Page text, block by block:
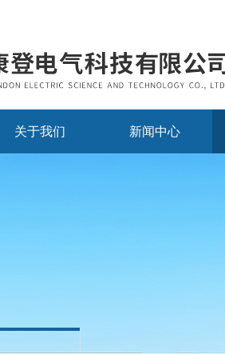
关于我们 新闻中心